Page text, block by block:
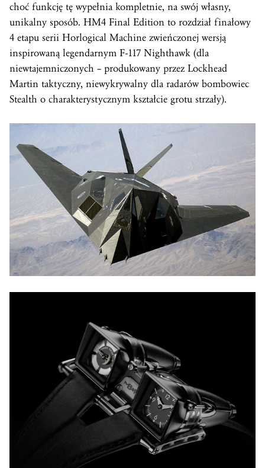
choć funkcję tę wypełnia kompletnie, na swój własny,
unikalny sposób. HM4 Final Edition to rozdział finałowy
4 etapu serii Horlogical Machine zwieńczonej wersją
inspirowaną legendarnym F-117 Nighthawk (dla
niewtajemniczonych – produkowany przez Lockhead
Martin taktyczny, niewykrywalny dla radarów bombowiec
Stealth o charakterystycznym kształcie grotu strzały).